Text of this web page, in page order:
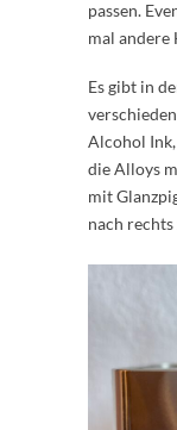
passen.
mal andere
Es gibt in
Alcohol
die Alloys
mit
nach rechts